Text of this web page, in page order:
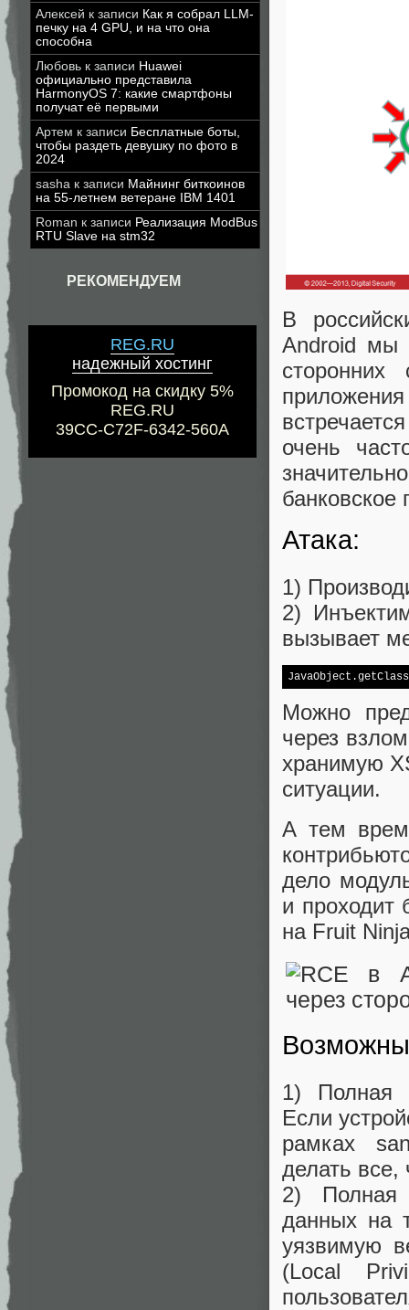
Алексей к записи Как я собрал LLM-
печку на 4 GPU, и на что она
способна
Любовь к записи Huawei
официально представила
HarmonyOS 7: какие смартфоны
получат её первыми
Артем к записи Бесплатные боты,
чтобы раздеть девушку по фото в
2024
sasha к записи Майнинг биткоинов
на 55-летнем ветеране IBM 1401
Roman к записи Реализация ModBus
RTU Slave на stm32
РЕКОМЕНДУЕМ
REG.RU
надежный хостинг
Промокод на скидку 5%
REG.RU
39CC-C72F-6342-560A
В
Android мы
очень
банковское
Атака:
1)
2)
вызывает
Можно
через
хранимую
ситуации.
А тем
дело
и проходит
на Fruit
1) Полная
Если
рамках
делать все,
2) Полная
данных на
уязвимую
(Local